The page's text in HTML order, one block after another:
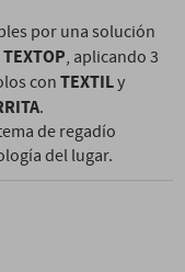
por una solución
TEXTOP, aplicando 3
conTEXTILy
.
de regadío
del lugar.